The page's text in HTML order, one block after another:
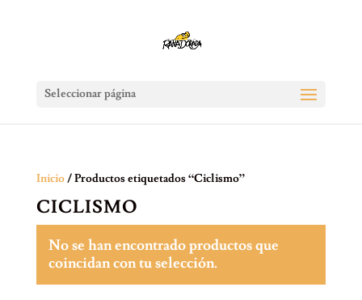
Seleccionar página
Inicio/ Productos etiquetados “Ciclismo”
CICLISMO
No se han encontrado productos que
coincidan con tu selección.